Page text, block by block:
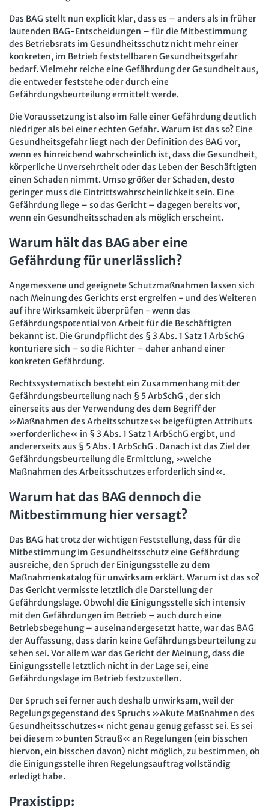
Das BAG stellt nun explicit klar, dass es – anders als in früher
lautenden BAG-Entscheidungen – für die Mitbestimmung
des Betriebsrats im Gesundheitsschutz nicht mehr einer
konkreten, im Betrieb feststellbaren Gesundheitsgefahr
bedarf. Vielmehr reiche eine Gefährdung der Gesundheit aus,
die entweder feststehe oder durch eine
Gefährdungsbeurteilung ermittelt werde.
Die Voraussetzung ist also im Falle einer Gefährdung deutlich
niedriger als bei einer echten Gefahr. Warum ist das so? Eine
Gesundheitsgefahr liegt nach der Definition des BAG vor,
wenn es hinreichend wahrscheinlich ist, dass die Gesundheit,
körperliche Unversehrtheit oder das Leben der Beschäftigten
einen Schaden nimmt. Umso größer der Schaden, desto
geringer muss die Eintrittswahrscheinlichkeit sein. Eine
Gefährdung liege – so das Gericht – dagegen bereits vor,
wenn ein Gesundheitsschaden als möglich erscheint.
Warum hält das BAG aber eine
Gefährdung für unerlässlich?
Angemessene und geeignete Schutzmaßnahmen lassen sich
nach Meinung des Gerichts erst ergreifen - und des Weiteren
auf ihre Wirksamkeit überprüfen - wenn das
Gefährdungspotential von Arbeit für die Beschäftigten
bekannt ist. Die Grundpflicht des § 3 Abs. 1 Satz 1 ArbSchG
konturiere sich – so die Richter – daher anhand einer
konkreten Gefährdung.
Rechtssystematisch besteht ein Zusammenhang mit der
Gefährdungsbeurteilung nach § 5 ArbSchG , der sich
einerseits aus der Verwendung des dem Begriff der
»Maßnahmen des Arbeitsschutzes« beigefügten Attributs
»erforderliche« in § 3 Abs. 1 Satz 1 ArbSchG ergibt, und
andererseits aus § 5 Abs. 1 ArbSchG . Danach ist das Ziel der
Gefährdungsbeurteilung die Ermittlung, »welche
Maßnahmen des Arbeitsschutzes erforderlich sind«.
Warum hat das BAG dennoch die
Mitbestimmung hier versagt?
Das BAG hat trotz der wichtigen Feststellung, dass für die
Mitbestimmung im Gesundheitsschutz eine Gefährdung
ausreiche, den Spruch der Einigungsstelle zu dem
Maßnahmenkatalog für unwirksam erklärt. Warum ist das so?
Das Gericht vermisste letztlich die Darstellung der
Gefährdungslage. Obwohl die Einigungsstelle sich intensiv
mit den Gefährdungen im Betrieb – auch durch eine
Betriebsbegehung – auseinandergesetzt hatte, war das BAG
der Auffassung, dass darin keine Gefährdungsbeurteilung zu
sehen sei. Vor allem war das Gericht der Meinung, dass die
Einigungsstelle letztlich nicht in der Lage sei, eine
Gefährdungslage im Betrieb festzustellen.
Der Spruch sei ferner auch deshalb unwirksam, weil der
Regelungsgegenstand des Spruchs »Akute Maßnahmen des
Gesundheitsschutzes« nicht genau genug gefasst sei. Es sei
bei diesem »bunten Strauß« an Regelungen (ein bisschen
hiervon, ein bisschen davon) nicht möglich, zu bestimmen, ob
die Einigungsstelle ihren Regelungsauftrag vollständig
erledigt habe.
Praxistipp: